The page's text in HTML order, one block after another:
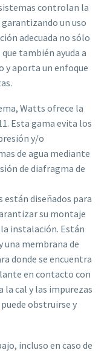
controlan la
un uso
adecuada no sólo
también ayuda a
y aporta un enfoque
Watts ofrece la
Esta gama evita los
y/o
de agua mediante
de diafragma de
están diseñados para
su montaje
instalación. Están
una membrana de
donde se encuentra
en contacto con
la cal y las impurezas
obstruirse y
incluso en caso de